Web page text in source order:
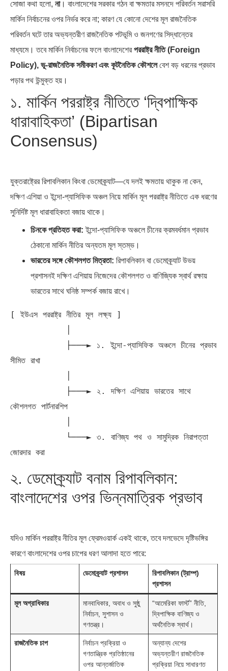
দক্ষিণ এশিয়ায় ‘জেন-জি’ বিপ্লব: বাংলাদেশ,
…
বিশেষ ইন-ডেপ্থ রিপোর্ট: ক্রীড়া উৎসবে…
সোজা কথা হলো, না। বাংলাদেশের সরকার গঠন বা ক্ষমতার মসনদে পরিবর্তন সরাসরি
মার্কিন নির্বাচনের ওপর নির্ভর করে না; কারণ যে কোনো দেশের মূল রাজনৈতিক
পরিবর্তন ঘটে তার অভ্যন্তরীণ রাজনৈতিক পটভূমি ও জনগণের সিদ্ধান্তের
মাধ্যমে। তবে মার্কিন নির্বাচনের ফলে বাংলাদেশেরপররাষ্ট্র নীতি (Foreign
Policy), ভূ-রাজনৈতিক সমীকরণ এবং কূটনৈতিক কৌশলেবেশ বড় ধরনের প্রভাব
পড়ার পথ উন্মুক্ত হয়।
১. মার্কিন পররাষ্ট্র নীতিতে ‘দ্বিপাক্ষিক
ধারাবাহিকতা’ (Bipartisan
Consensus)
যুক্তরাষ্ট্রের রিপাবলিকান কিংবা ডেমোক্র্যাট—যে দলই ক্ষমতায় থাকুক না কেন,
দক্ষিণ এশিয়া ও ইন্দো-প্যাসিফিক অঞ্চল নিয়ে মার্কিন মূল পররাষ্ট্র নীতিতে এক ধরণের
সুনির্দিষ্ট মূল ধারাবাহিকতা বজায় থাকে।
চিনকে প্রতিহত করা: ইন্দো-প্যাসিফিক অঞ্চলে চীনের ক্রমবর্ধমান প্রভাব
ঠেকানো মার্কিন নীতির অন্যতম মূল স্তম্ভ।
ভারতের সঙ্গে কৌশলগত মিত্রতা: রিপাবলিকান বা ডেমোক্র্যাট উভয়
প্রশাসনই দক্ষিণ এশিয়ায় নিজেদের কৌশলগত ও বাণিজ্যিক স্বার্থ রক্ষায়
ভারতের সাথে ঘনিষ্ঠ সম্পর্ক বজায় রাখে।
[ ইউএস পররাষ্ট্র নীতির মূল লক্ষ্য ]
সীমিত রাখা
কৌশলগত পার্টনারশিপ
২. ডেমোক্র্যাট বনাম রিপাবলিকান:
বাংলাদেশের ওপর ভিন্নমাত্রিক প্রভাব
যদিও মার্কিন পররাষ্ট্র নীতির মূল ফ্রেমওয়ার্ক একই থাকে, তবে দলভেদে দৃষ্টিভঙ্গির
কারণে বাংলাদেশের ওপর চাপের ধরণ আলাদা হতে পারে:
বিষয় ডেমোক্র্যাট প্রশাসন
রিপাবলিকান (ট্রাম্প)
প্রশাসন
মূল অগ্রাধিকার
মানবাধিকার, অবাধ ও সুষ্ঠু
নির্বাচন, সুশাসন ও
গণতন্ত্র।
“আমেরিকা ফার্স্ট” নীতি,
দ্বিপাক্ষিক বাণিজ্য ও
অর্থনৈতিক স্বার্থ।
রাজনৈতিক চাপ
নির্বাচন প্রক্রিয়া ও
গণতান্ত্রিক প্রতিষ্ঠানের
ওপর আন্তর্জাতিক
অন্যান্য দেশের
অভ্যন্তরীণ রাজনৈতিক
প্রক্রিয়া নিয়ে সাধারণত